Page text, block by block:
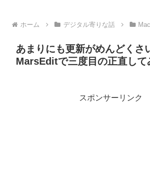
ホーム デジタル寄りな話 Mac
あまりにも更新がめんどくさ
MarsEditで三度目の正直して
スポンサーリンク